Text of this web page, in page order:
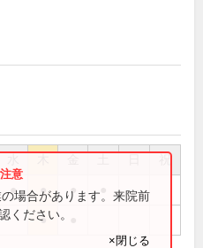
祝
● ● ●
●
場合があります。来院前
ください。
×閉じる